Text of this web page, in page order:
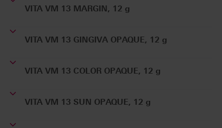
VITA VM 13 MARGIN, 12 g
VITA VM 13 GINGIVA OPAQUE, 12 g
VITA VM 13 COLOR OPAQUE, 12 g
VITA VM 13 SUN OPAQUE, 12 g